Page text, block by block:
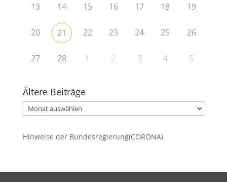
13 14 15 16 17 18 19
20 21 22 23 24 25 26
27 28 1 2 3 4 5
Ältere Beiträge
Ältere
Beiträge
Hinweise der Bundesregierung(CORONA)